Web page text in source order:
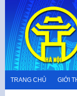
content
TRANG CHỦ GIỚI